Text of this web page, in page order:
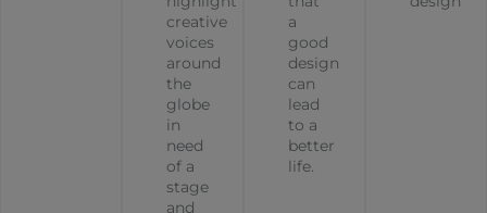
creative
voices
around
the
globe
in
need
of a
stage
and
a
good
design
can
lead
to a
better
life.